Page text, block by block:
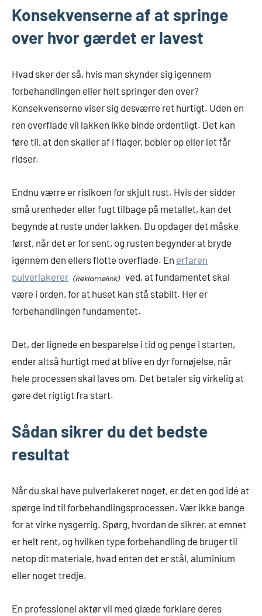
Konsekvenserne af at springe
over hvor gærdet er lavest
Hvad sker der så, hvis man skynder sig igennem
forbehandlingen eller helt springer den over?
Konsekvenserne viser sig desværre ret hurtigt. Uden en
ren overflade vil lakken ikke binde ordentligt. Det kan
føre til, at den skaller af i flager, bobler op eller let får
ridser.
Endnu værre er risikoen for skjult rust. Hvis der sidder
små urenheder eller fugt tilbage på metallet, kan det
begynde at ruste under lakken. Du opdager det måske
først, når det er for sent, og rusten begynder at bryde
igennem den ellers flotte overflade. En erfaren
pulverlakerer
ved, at fundamentet skal
være i orden, for at huset kan stå stabilt. Her er
forbehandlingen fundamentet.
Det, der lignede en besparelse i tid og penge i starten,
ender altså hurtigt med at blive en dyr fornøjelse, når
hele processen skal laves om. Det betaler sig virkelig at
gøre det rigtigt fra start.
Sådan sikrer du det bedste
resultat
Når du skal have pulverlakeret noget, er det en god idé at
spørge ind til forbehandlingsprocessen. Vær ikke bange
for at virke nysgerrig. Spørg, hvordan de sikrer, at emnet
er helt rent, og hvilken type forbehandling de bruger til
netop dit materiale, hvad enten det er stål, aluminium
eller noget tredje.
En professionel aktør vil med glæde forklare deres